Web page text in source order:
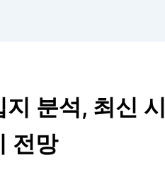
분석, 최신 시
전망